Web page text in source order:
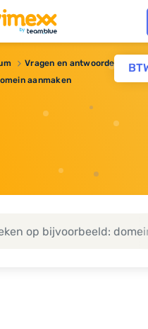
Vragen en antwoorden
aanmaken